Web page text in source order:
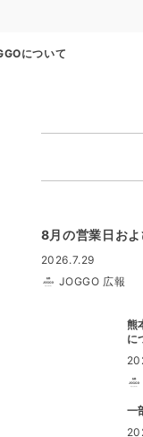
無料
について
8月の営業日お
2026.7.29
JOGGO 広報
熊
に
一